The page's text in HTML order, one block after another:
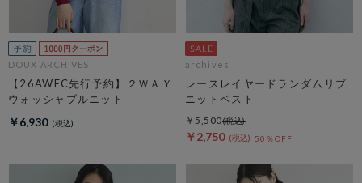
DOUX ARCHIVES
【26AWEC先行予約】２ＷＡＹ
ウォッシャブルニット
￥6,930
archives
レースレイヤードランダムリブ
ニットベスト
￥2,750 50％OFF
￥5,500